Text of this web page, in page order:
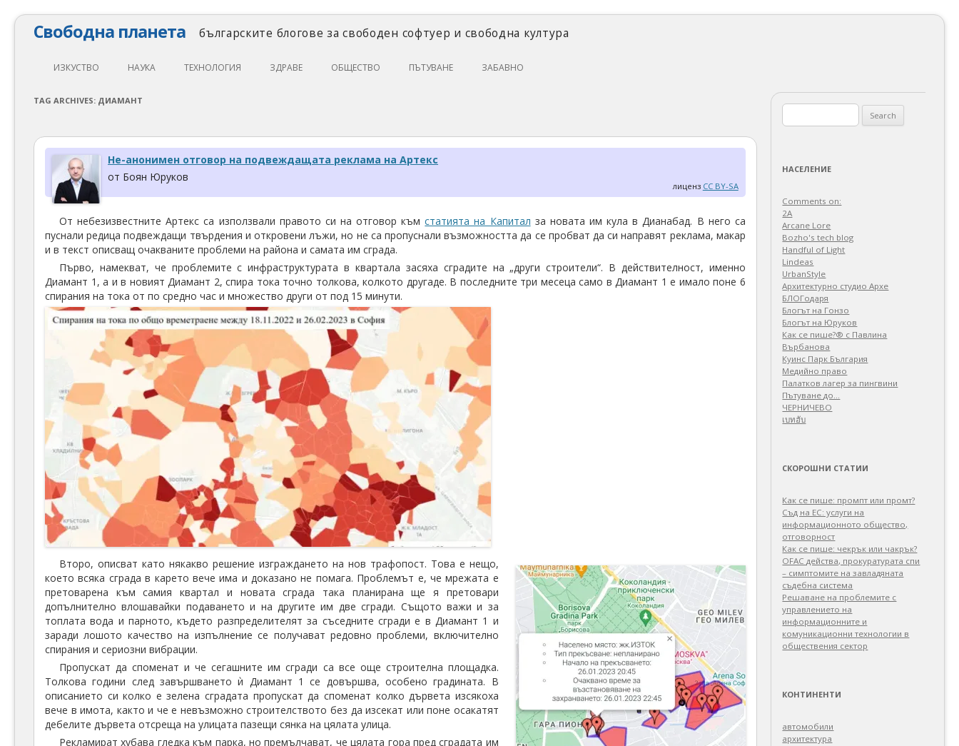
Свободна планета българските блогове за свободен софтуер и свободна култура
Skip
to
ИЗКУСТВО
КИНО
МУЗИКА
ФОТОГРАФИЯ
НАУКА
ФИЗИКА
ОБРАЗОВАНИЕ
ТЕХНОЛОГИЯ
СВОБОДЕН ХАРДУЕР
ДЖАДЖИ
ИНТЕРНЕТ
ЗДРАВЕ ОБЩЕСТВО
ЦИФРОВИ ПРАВА
ПЪТУВАНЕ ЗАБАВНО
TAG ARCHIVES: ДИАМАНТ
Не-анонимен отговор на подвеждащата реклама на Артекс
от Боян Юруков
лиценз CC BY-SA
От небезизвестните Артекс са използвали правото си на отговор къмстатията на Капитал за новата им кула в Дианабад. В него са
пуснали редица подвеждащи твърдения и откровени лъжи, но не са пропуснали възможността да се пробват да си направят реклама, макар
и в текст описващ очакваните проблеми на района и самата им сграда.
Първо, намекват, че проблемите с инфраструктурата в квартала засяха сградите на „други строители“. В действителност, именно
Диамант 1, а и в новият Диамант 2, спира тока точно толкова, колкото другаде. В последните три месеца само в Диамант 1 е имало поне 6
спирания на тока от по средно час и множество други от под 15 минути.
Второ, описват като някакво решение изграждането на нов трафопост. Това е нещо,
което всяка сграда в карето вече има и доказано не помага. Проблемът е, че мрежата е
претоварена към самия квартал и новата сграда така планирана ще я претовари
допълнително влошавайки подаването и на другите им две сгради. Същото важи и за
топлата вода и парното, където разпределителят за съседните сгради е в Диамант 1 и
заради лошото качество на изпълнение се получават редовно проблеми, включително
спирания и сериозни вибрации.
Пропускат да споменат и че сегашните им сгради са все още строителна площадка.
Толкова години след завършването ѝ Диамант 1 се довършва, особено градината. В
описанието си колко е зелена сградата пропускат да споменат колко дървета изсякоха
вече в имота, както и че е невъзможно строителството без да изсекат или поне осакатят
дебелите дървета отсреща на улицата пазещи сянка на цялата улица.
Рекламират хубава гледка към парка, но премълчават, че цялата гора пред сградата им
for:
НАСЕЛЕНИЕ
Comments on:
2A
Arcane Lore
Bozho's tech blog
Handful of Light
Lindeas
UrbanStyle
Архитектурно студио Архе
БЛОГодаря
Блогът на Гонзо
Блогът на Юруков
Как се пише?® с Павлина
Върбанова
Куинс Парк България
Медийно право
Палатков лагер зa пингвини
Пътуване до…
ЧЕРНИЧЕВО
เบทฮับ
СКОРОШНИ СТАТИИ
Как се пише: промпт или промт?
Съд на ЕС: услуги на
информационното общество,
отговорност
Как се пише: чекрък или чакрък?
OFAC действа, прокуратурата спи
– симптомите на завладяната
съдебна система
Решаване на проблемите с
управлението на
информационните и
комуникационни технологии в
обществения сектор
КОНТИНЕНТИ
автомобили
архитектура